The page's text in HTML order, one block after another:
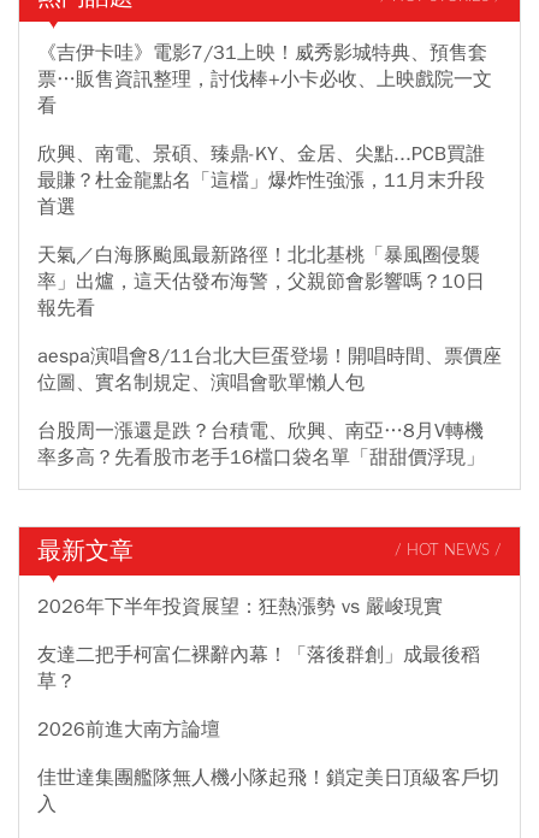
《吉伊卡哇》電影7/31上映！威秀影城特典、預售套
票…販售資訊整理，討伐棒+小卡必收、上映戲院一文
看
欣興、南電、景碩、臻鼎-KY、金居、尖點...PCB買誰
最賺？杜金龍點名「這檔」爆炸性強漲，11月末升段
首選
天氣／白海豚颱風最新路徑！北北基桃「暴風圈侵襲
率」出爐，這天估發布海警，父親節會影響嗎？10日
報先看
aespa演唱會8/11台北大巨蛋登場！開唱時間、票價座
位圖、實名制規定、演唱會歌單懶人包
台股周一漲還是跌？台積電、欣興、南亞…8月V轉機
率多高？先看股市老手16檔口袋名單「甜甜價浮現」
最新文章 / HOT NEWS /
2026年下半年投資展望：狂熱漲勢 vs 嚴峻現實
友達二把手柯富仁裸辭內幕！「落後群創」成最後稻
草？
2026前進大南方論壇
佳世達集團艦隊無人機小隊起飛！鎖定美日頂級客戶切
入